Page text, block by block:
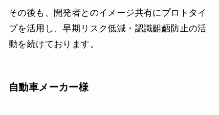
その後も、開発者とのイメージ共有にプロトタイ
プを活用し、早期リスク低減・認識齟齬防止の活
動を続けております。
自動車メーカー様